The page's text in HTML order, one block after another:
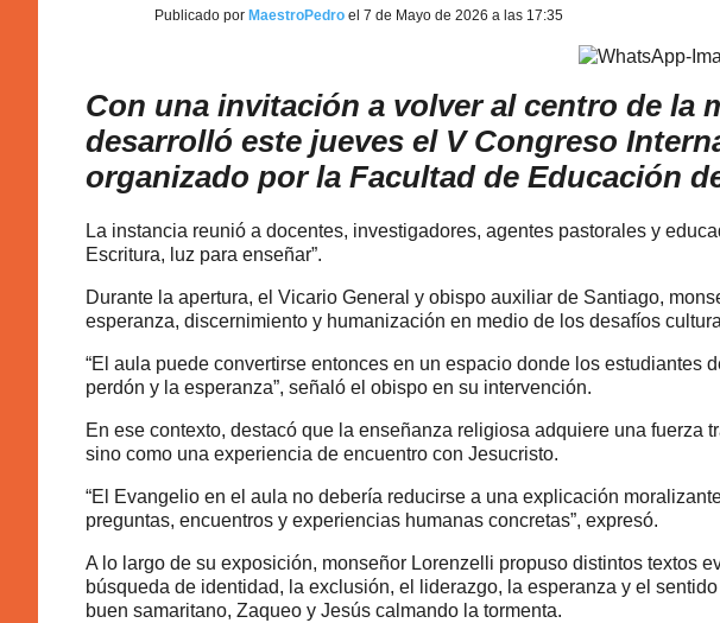
Publicado por MaestroPedro el 7 de Mayo de 2026 a las 17:35
Con una invitación a volver al centro de la
desarrolló este jueves el V Congreso
organizado por la Facultad de Educación
La instancia reunió a docentes, investigadores, agentes pastorales y
Escritura, luz para enseñar”.
Durante la apertura, el Vicario General y obispo auxiliar de Santiago,
esperanza, discernimiento y humanización en medio de los desafíos
“El aula puede convertirse entonces en un espacio donde los estudiantes
perdón y la esperanza”, señaló el obispo en su intervención.
En ese contexto, destacó que la enseñanza religiosa adquiere una
sino como una experiencia de encuentro con Jesucristo.
“El Evangelio en el aula no debería reducirse a una explicación
preguntas, encuentros y experiencias humanas concretas”, expresó.
A lo largo de su exposición, monseñor Lorenzelli propuso distintos textos
búsqueda de identidad, la exclusión, el liderazgo, la esperanza y el
buen samaritano, Zaqueo y Jesús calmando la tormenta.